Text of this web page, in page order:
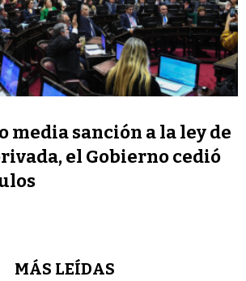
media sanción a la ley de
el Gobierno cedió
MÁS LEÍDAS